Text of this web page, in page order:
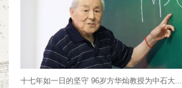
十七年如一日的坚守 96岁方华灿教授为中石大...